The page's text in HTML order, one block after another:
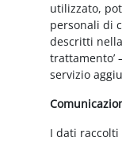
utilizzato,
personali di
descritti
trattamento’
servizio
I dati